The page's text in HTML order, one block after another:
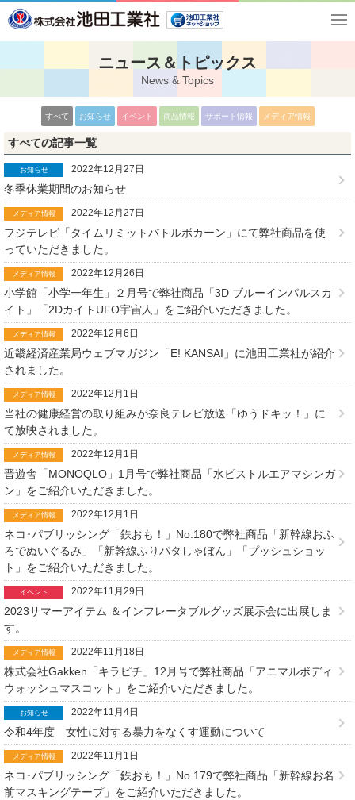
ニュース＆トピックス
News & Topics
すべて お知らせ イベント 商品情報 サポート情報 メディア情報
すべての記事一覧
お知らせ 2022年12月27日
冬季休業期間のお知らせ
メディア情報 2022年12月27日
フジテレビ「タイムリミットバトルボカーン」にて弊社商品を使
っていただきました。
メディア情報 2022年12月26日
小学館「小学一年生」２月号で弊社商品「3D ブルーインパルスカ
イト」「2DカイトUFO宇宙人」をご紹介いただきました。
メディア情報 2022年12月6日
近畿経済産業局ウェブマガジン「E! KANSAI」に池田工業社が紹介
されました。
メディア情報 2022年12月1日
当社の健康経営の取り組みが奈良テレビ放送「ゆうドキッ！」に
て放映されました。
メディア情報 2022年12月1日
晋遊舎「MONOQLO」1月号で弊社商品「水ピストルエアマシンガ
ン」をご紹介いただきました。
メディア情報 2022年12月1日
ネコ･パブリッシング「鉄おも！」No.180で弊社商品「新幹線おふ
ろでぬいぐるみ」「新幹線ふりパタしゃぼん」「プッシュショッ
ト」をご紹介いただきました。
イベント 2022年11月29日
2023サマーアイテム ＆インフレータブルグッズ展示会に出展しま
す。
メディア情報 2022年11月18日
株式会社Gakken「キラピチ」12月号で弊社商品「アニマルボディ
ウォッシュマスコット」をご紹介いただきました。
お知らせ 2022年11月4日
令和4年度 女性に対する暴力をなくす運動について
メディア情報 2022年11月1日
ネコ･パブリッシング「鉄おも！」No.179で弊社商品「新幹線お名
前マスキングテープ」をご紹介いただきました。